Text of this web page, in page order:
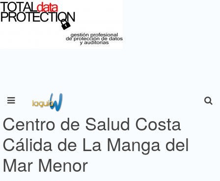
Centro de Salud Costa
Cálida de La Manga del
Mar Menor